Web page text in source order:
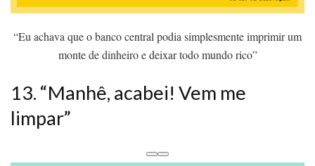
“Eu achava que o banco central podia simplesmente imprimir um
monte de dinheiro e deixar todo mundo rico”
13. “Manhê, acabei! Vem me
limpar”